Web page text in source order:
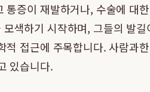
증이 재발하거나, 수술에 대
색하기 시작하며, 그들의 발길
접근에 주목합니다. 사람과
있습니다.